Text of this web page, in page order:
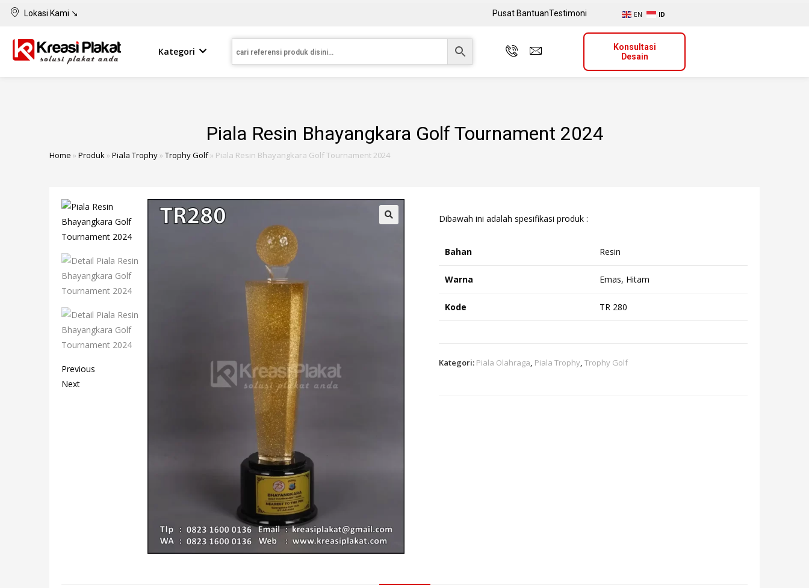
Lokasi Kami ↘ Pusat BantuanTestimoni EN ID
Kategori
Konsultasi
Desain
Piala Resin Bhayangkara Golf Tournament 2024
Home » Produk» Piala Trophy» Trophy Golf» Piala Resin Bhayangkara Golf Tournament 2024
Previous
Next
Dibawah ini adalah spesifikasi produk :
Bahan Resin
Warna Emas, Hitam
Kode TR 280
Kategori: Piala Olahraga, Piala Trophy, Trophy Golf